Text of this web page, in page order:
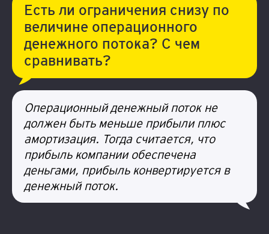
Есть ли ограничения снизу по
величине операционного
денежного потока? С чем
сравнивать?
Операционный денежный поток не
должен быть меньше прибыли плюс
амортизация. Тогда считается, что
прибыль компании обеспечена
деньгами, прибыль конвертируется в
денежный поток.